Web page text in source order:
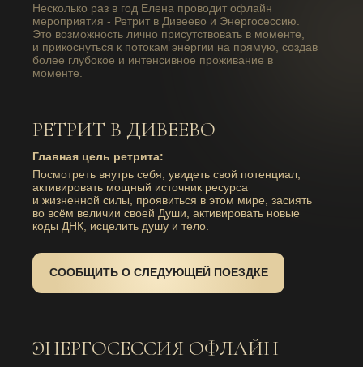
СООБЩИТЬ О СЛЕДУЮЩЕЙ ПОЕЗДКЕ
Главная цель ретрита:
РЕТРИТ В ДИВЕЕВО
ЭНЕРГОСЕССИЯ ОФЛАЙН
Посмотреть внутрь себя, увидеть свой потенциал,
активировать мощный источник ресурса
и жизненной силы, проявиться в этом мире, засиять
во всём величии своей Души, активировать новые
коды ДНК, исцелить душу и тело.
Несколько раз в год Елена проводит офлайн
мероприятия - Ретрит в Дивеево и Энергосессию.
Это возможность лично присутствовать в моменте,
и прикоснуться к потокам энергии на прямую, создав
более глубокое и интенсивное проживание в
моменте.